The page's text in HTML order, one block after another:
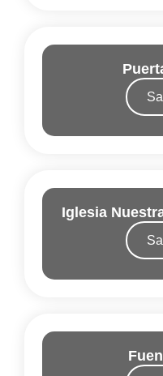
Iglesia